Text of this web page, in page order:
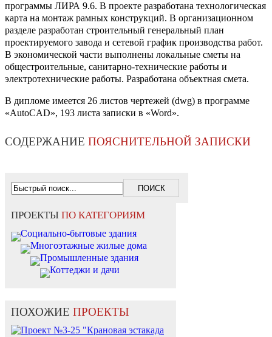
программы ЛИРА 9.6. В проекте разработана технологическая
карта на монтаж рамных конструкций. В организационном
разделе разработан строительный генеральный план
проектируемого завода и сетевой график производства работ.
В экономической части выполнены локальные сметы на
общестроительные, санитарно-технические работы и
электротехнические работы. Разработана объектная смета.
В дипломе имеется 26 листов чертежей (dwg) в программе
«AutoCAD», 193 листа записки в «Word».
СОДЕРЖАНИЕ ПОЯСНИТЕЛЬНОЙ ЗАПИСКИ
ПРОЕКТЫ ПО КАТЕГОРИЯМ
Социально-бытовые здания
Многоэтажные жилые дома
Промышленные здания
Коттеджи и дачи
ПОХОЖИЕ ПРОЕКТЫ